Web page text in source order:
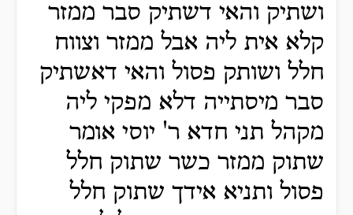
ושתיק והאי דשתיק סבר ממזר
קלא אית ליה אבל ממזר וצווח
חלל ושותק פסול והאי דאשתיק
סבר מיסתייה דלא מפקי ליה
מקהל תני חדא ר' יוסי אומר
שתוק ממזר כשר שתוק חלל
פסול ותניא אידך שתוק חלל